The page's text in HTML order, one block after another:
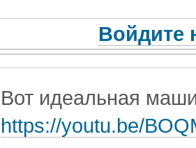
Войдите
Вот идеальная
https://youtu.be/